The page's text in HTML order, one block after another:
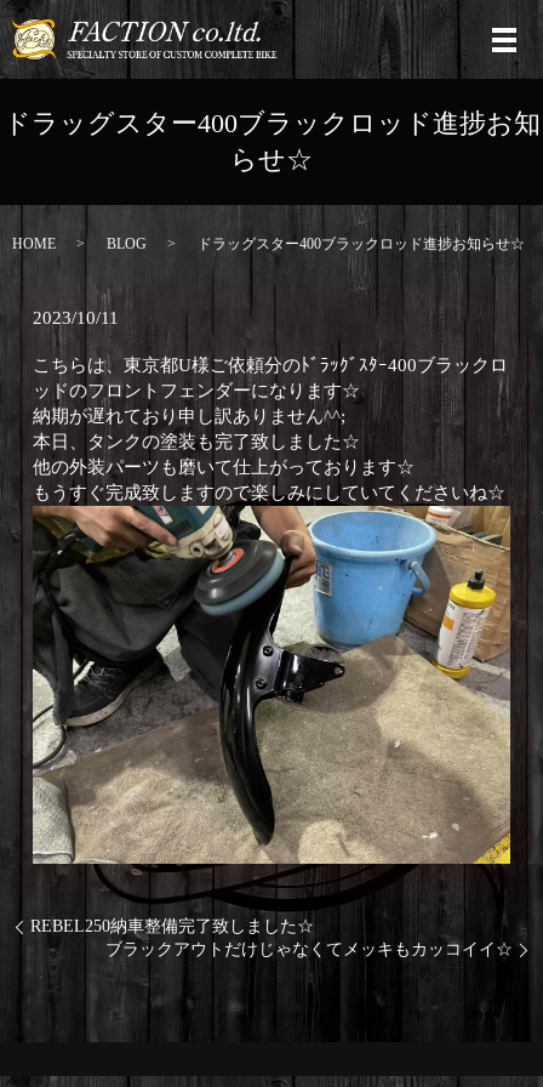
ドラッグスター400ブラックロッド進捗お知
らせ☆
HOME BLOG ドラッグスター400ブラックロッド進捗お知らせ☆
2023/10/11
こちらは、東京都U様ご依頼分のﾄﾞﾗｯｸﾞｽﾀｰ400ブラックロ
ッドのフロントフェンダーになります☆
納期が遅れており申し訳ありません^^;
本日、タンクの塗装も完了致しました☆
他の外装パーツも磨いて仕上がっております☆
もうすぐ完成致しますので楽しみにしていてくださいね☆
REBEL250納車整備完了致しました☆
ブラックアウトだけじゃなくてメッキもカッコイイ☆